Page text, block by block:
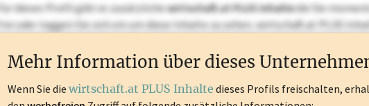
Für dieses Profil gibt es zusätzlichewirtschaft.at PLUS Inhaltedie Sie
frei oder loggen Sie sich ein um diese Inhalte zu sehen. wirtschaft.at PLUS
Mehr Information über dieses
Wenn Sie die wirtschaft.at PLUS Inhalte dieses Profils freischalten,